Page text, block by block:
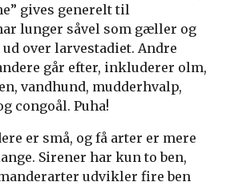
gives generelt til
lunger såvel som gæller og
over larvestadiet. Andre
går efter, inkluderer olm,
vandhund, mudderhvalp,
congoål. Puha!
er små, og få arter er mere
Sirener har kun to ben,
udvikler fire ben